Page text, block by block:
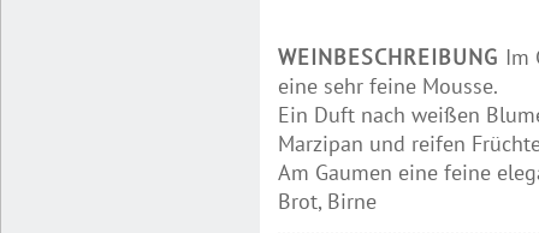
WEINBESCHREIBUNG Im
eine sehr feine Mousse.
Ein Duft nach weißen
Marzipan und reifen
Am Gaumen eine feine
Brot, Birne